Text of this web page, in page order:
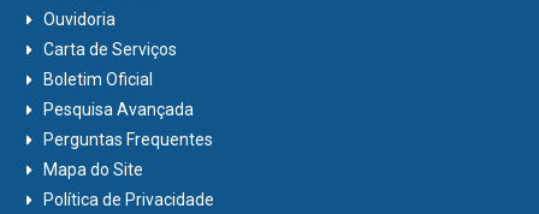
Ouvidoria
Carta de Serviços
Boletim Oficial
Pesquisa Avançada
Perguntas Frequentes
Mapa do Site
Política de Privacidade